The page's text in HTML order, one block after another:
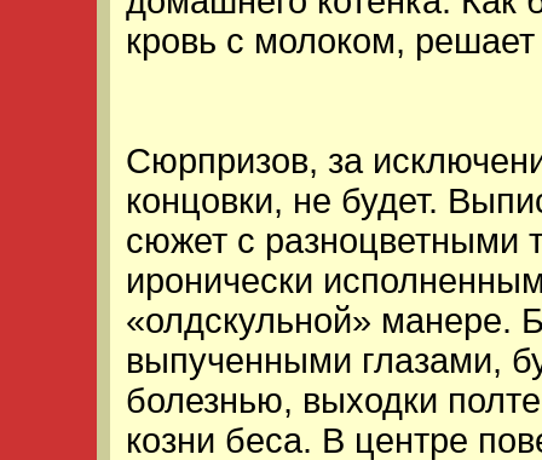
кровь с молоком,
Сюрпризов, за
концовки, не будет.
сюжет с разноцветными
иронически
«олдскульной» манере.
выпученными глазами,
болезнью, выходки
козни беса. В центре